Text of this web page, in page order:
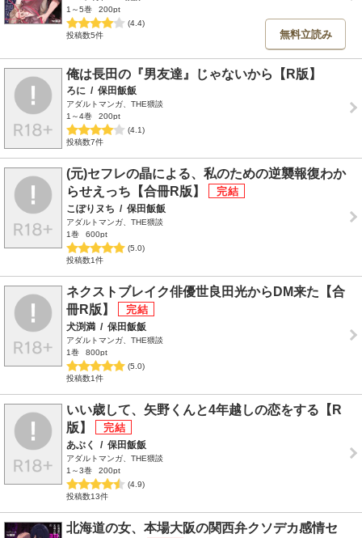
1～5巻
200pt
(4.4)
投稿数5件
無料立読み
俺は長田の『男友達』じゃないから【R版】
ろに / 保田飯飯
アダルトマンガ、THE猥談
1～4巻
200pt
(4.1)
投稿数7件
(元)セフレの晶による、私のための逆襲報復わか
らせえっち【合冊R版】
こぽりヌち / 保田飯飯
アダルトマンガ、THE猥談
1巻
600pt
(5.0)
投稿数1件
ネクストブレイク俳優世良田光からDM来た【合
冊R版】
犬渕満 / 保田飯飯
アダルトマンガ、THE猥談
1巻
800pt
(5.0)
投稿数1件
いい歳して、矢野くんと4年越しの恋をする【R
版】
あぶく / 保田飯飯
アダルトマンガ、THE猥談
1～3巻
200pt
(4.9)
投稿数13件
北海道の女、本場大阪の関西弁クソデカ感情セ